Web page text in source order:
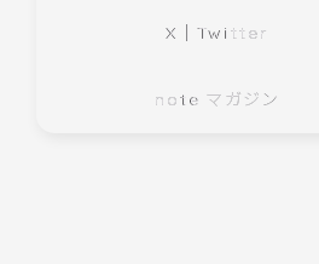
X｜Twitter
note マガジン